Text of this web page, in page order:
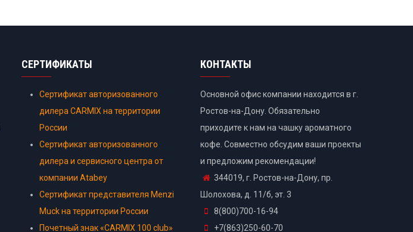
СЕРТИФИКАТЫ
Сертификат авторизованного
дилера CARMIX на территории
России
Сертификат авторизованного
дилера и сервисного центра от
компании Atabey
Сертификат представителя Menzi
Muck на территории России
Почетный знак «CARMIX 100 club»
КОНТАКТЫ
Основной офис компании находится в г.
Ростов-на-Дону. Обязательно
приходите к нам на чашку ароматного
кофе. Совместно обсудим ваши проекты
и предложим рекомендации!
344019, г. Ростов-на-Дону, пр.
Шолохова, д. 11/б, эт. 3
8(800)700-16-94
+7(863)250-60-70